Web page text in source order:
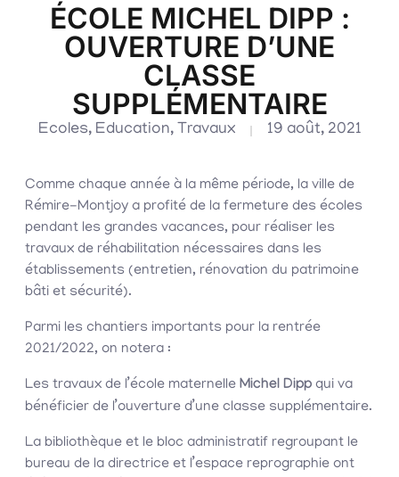
ÉCOLE MICHEL DIPP :
OUVERTURE D’UNE
CLASSE
SUPPLÉMENTAIRE
Ecoles, Education, Travaux 19 août, 2021
Comme chaque année à la même période, la ville de
Rémire-Montjoy a profité de la fermeture des écoles
pendant les grandes vacances, pour réaliser les
travaux de réhabilitation nécessaires dans les
établissements (entretien, rénovation du patrimoine
bâti et sécurité).
Parmi les chantiers importants pour la rentrée
2021/2022, on notera :
Les travaux de l’école maternelle Michel Dipp qui va
bénéficier de l’ouverture d’une classe supplémentaire.
La bibliothèque et le bloc administratif regroupant le
bureau de la directrice et l’espace reprographie ont